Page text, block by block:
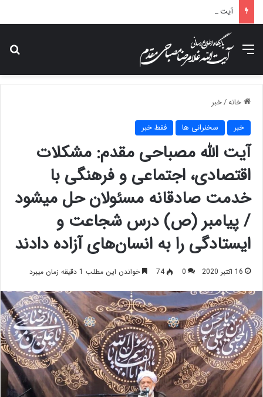
منو
خانه/خبر
خبر سخنرانی ها فقط خبر
آیت الله مصباحی مقدم: مشکلات
اقتصادی، اجتماعی و فرهنگی با
خدمت صادقانه مسئولان حل میشود
/ پیامبر (ص) درس شجاعت و
ایستادگی را به انسان‌های آزاده دادند
16 اکتبر 2020 0
74 خواندن این مطلب 1 دقیقه زمان میبرد